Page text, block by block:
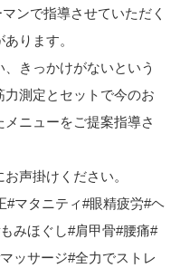
ンで指導させていただく
ります。
きっかけがないという
測定とセットで今のお
ニューをご提案指導さ
声掛けください。
#マタニティ#眼精疲労#ヘ
もみほぐし#肩甲骨#腰痛#
マッサージ#全力でストレ